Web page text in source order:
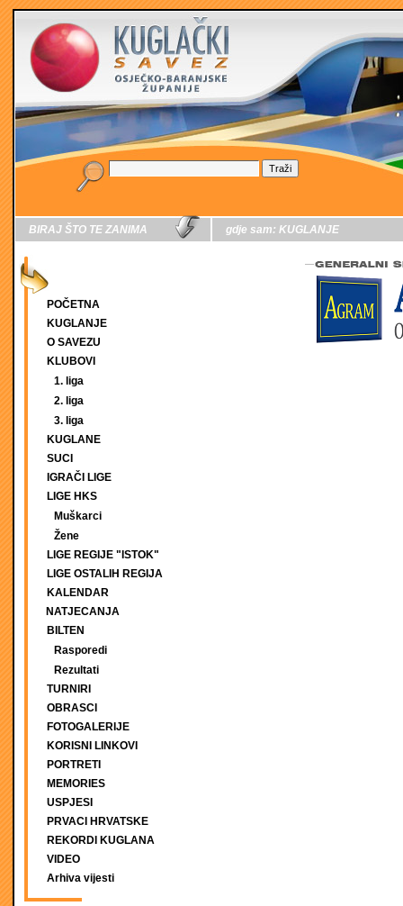
BIRAJ ŠTO TE ZANIMA
POČETNA
KUGLANJE
O SAVEZU
KLUBOVI
1. liga
2. liga
3. liga
KUGLANE
SUCI
IGRAČI LIGE
LIGE HKS
Muškarci
Žene
LIGE REGIJE "ISTOK"
LIGE OSTALIH REGIJA
KALENDAR
NATJECANJA
BILTEN
Rasporedi
Rezultati
TURNIRI
OBRASCI
FOTOGALERIJE
KORISNI LINKOVI
PORTRETI
MEMORIES
USPJESI
PRVACI HRVATSKE
REKORDI KUGLANA
VIDEO
Arhiva vijesti
gdje sam: KUGLANJE